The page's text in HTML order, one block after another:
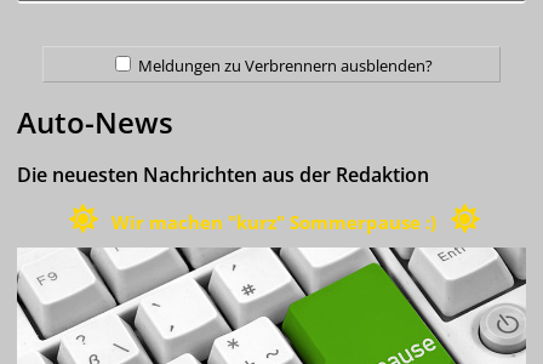
Meldungen zu Verbrennern ausblenden?
Auto-News
Die neuesten Nachrichten aus der Redaktion
Wir machen "kurz" Sommerpause :)